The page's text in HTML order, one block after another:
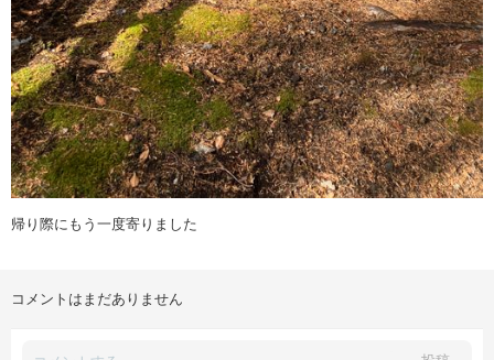
帰り際にもう一度寄りました
コメントはまだありません